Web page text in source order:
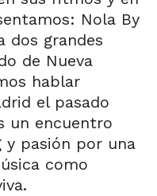
Nola By
dos grandes
de Nueva
hablar
el pasado
un encuentro
y pasión por una
como